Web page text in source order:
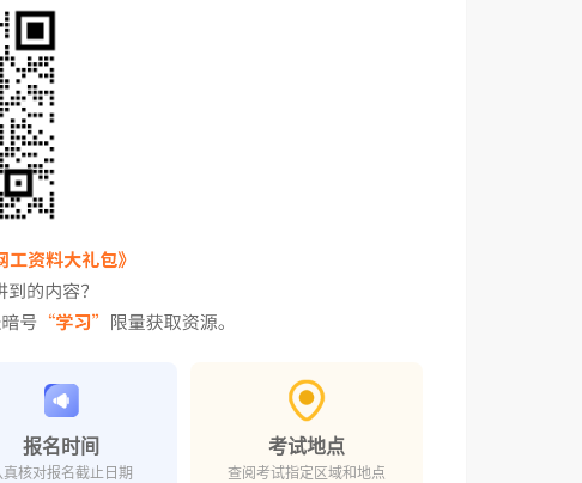
报名时间
真核对报名截止日期
考试地点
查阅考试指定区域和地点